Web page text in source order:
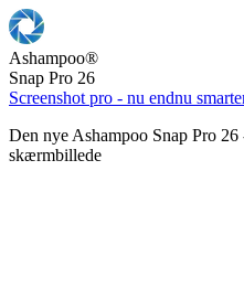
Ashampoo®
Snap Pro 26
Screenshot pro - nu endnu
Den nye Ashampoo Snap Pro
skærmbillede